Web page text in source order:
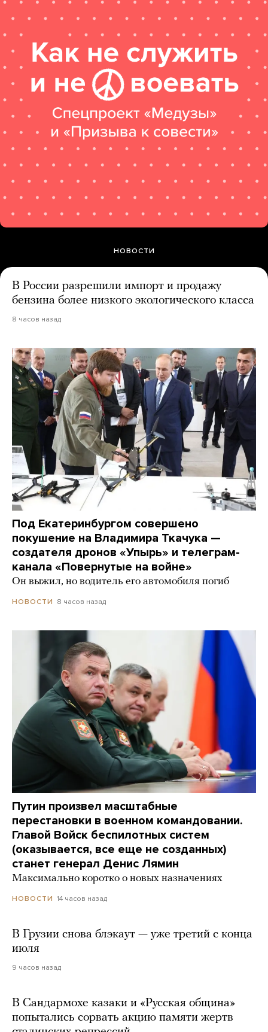
НОВОСТИ
В России разрешили импорт и продажу
бензина более низкого экологического класса
8 часов назад
Под Екатеринбургом совершено
покушение на Владимира Ткачука —
создателя дронов «Упырь» и телеграм-
канала «Повернутые на войне»
Он выжил, но водитель его автомобиля погиб
НОВОСТИ 8 часов назад
Путин произвел масштабные
перестановки в военном командовании.
Главой Войск беспилотных систем
(оказывается, все еще не созданных)
станет генерал Денис Лямин
Максимально коротко о новых назначениях
НОВОСТИ 14 часов назад
В Грузии снова блэкаут — уже третий с конца
июля
9 часов назад
В Сандармохе казаки и «Русская община»
попытались сорвать акцию памяти жертв